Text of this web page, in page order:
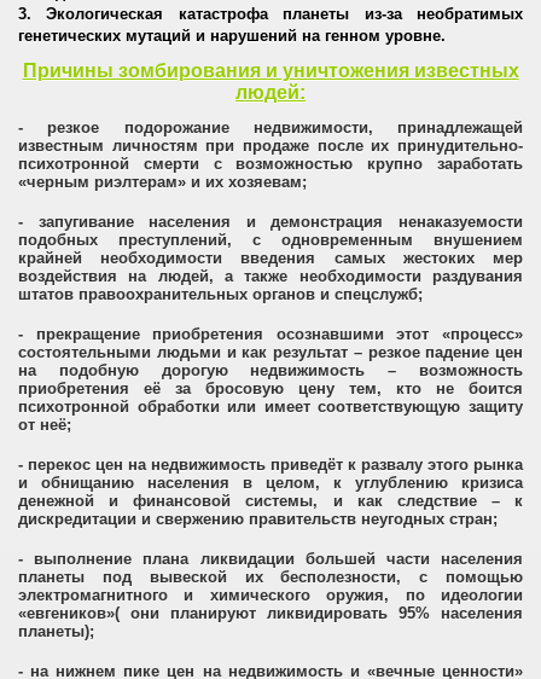
3. Экологическая катастрофа планеты из-за необратимых
генетических мутаций и нарушений на генном уровне.
Причины зомбирования и уничтожения известных
людей:
- резкое подорожание недвижимости, принадлежащей
известным личностям при продаже после их принудительно-
психотронной смерти с возможностью крупно заработать
«черным риэлтерам» и их хозяевам;
- запугивание населения и демонстрация ненаказуемости
подобных преступлений, с одновременным внушением
крайней необходимости введения самых жестоких мер
воздействия на людей, а также необходимости раздувания
штатов правоохранительных органов и спецслужб;
- прекращение приобретения осознавшими этот «процесс»
состоятельными людьми и как результат – резкое падение цен
на подобную дорогую недвижимость – возможность
приобретения её за бросовую цену тем, кто не боится
психотронной обработки или имеет соответствующую защиту
от неё;
- перекос цен на недвижимость приведёт к развалу этого рынка
и обнищанию населения в целом, к углублению кризиса
денежной и финансовой системы, и как следствие – к
дискредитации и свержению правительств неугодных стран;
- выполнение плана ликвидации большей части населения
планеты под вывеской их бесполезности, с помощью
электромагнитного и химического оружия, по идеологии
«евгеников»( они планируют ликвидировать 95% населения
планеты);
- на нижнем пике цен на недвижимость и «вечные ценности»